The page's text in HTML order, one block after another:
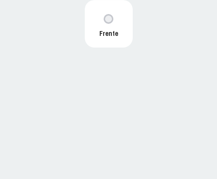
Frente